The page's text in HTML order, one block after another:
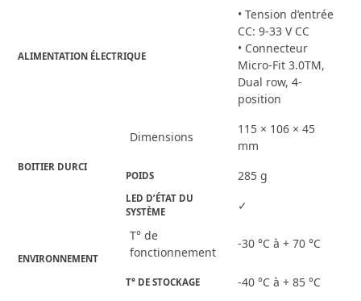
ALIMENTATION ÉLECTRIQUE
• Tension d’entrée
CC: 9-33 V CC
• Connecteur
Micro-Fit 3.0TM,
Dual row, 4-
position
BOITIER DURCI
Dimensions
115 × 106 × 45
mm
POIDS 285 g
LED D’ÉTAT DU
SYSTÈME
✓
ENVIRONNEMENT
T° de
fonctionnement
-30 °C à + 70 °C
T° DE STOCKAGE -40 °C à + 85 °C